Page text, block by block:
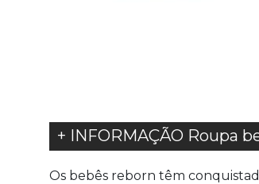
+ INFORMAÇÃO Roupa
Os bebês reborn têm